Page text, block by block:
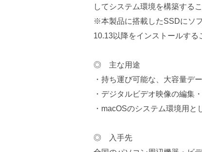
してシステム環境を構築する
※本製品に搭載したSSDにソ
10.13以降をインストールする
◎ 主な用途
・持ち運び可能な、大容量デ
・デジタルビデオ映像の編集
・macOSのシステム環境用と
◎ 入手先